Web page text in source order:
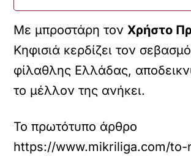
Με μπροστάρη τονΧρήστο
Κηφισιά κερδίζει τον
φίλαθλης Ελλάδας,
το μέλλον της ανήκει.
Το πρωτότυπο άρθρο
https://www.mikriliga.com/